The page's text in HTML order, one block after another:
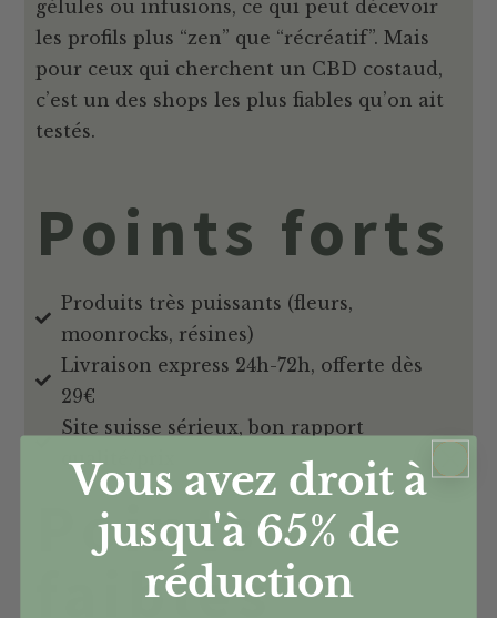
gélules ou infusions, ce qui peut décevoir
les profils plus “zen” que “récréatif”. Mais
pour ceux qui cherchent un CBD costaud,
c’est un des shops les plus fiables qu’on ait
testés.
Points forts
Produits très puissants (fleurs,
moonrocks, résines)
Livraison express 24h-72h, offerte dès
29€
Site suisse sérieux, bon rapport
qualité/prix
Points
faibles
Vous avez droit à
jusqu'à 65% de
réduction